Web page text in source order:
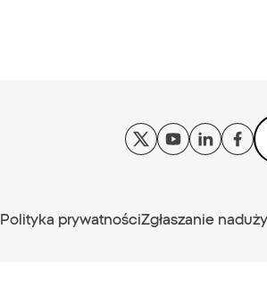
Polityka prywatnościZgłaszanie